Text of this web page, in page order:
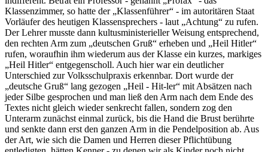
Klassenzimmer, so hatte der Klassenführer
- im autoritären Staat
Vorläufer des heutigen Klassensprechers - laut
Achtung
zu rufen.
Der Lehrer musste dann kultusministerieller Weisung entsprechend,
den rechten Arm zum
deutschen Gruß erheben und
Heil Hitler
rufen, woraufhin ihm wiederum aus der Klasse ein kurzes, markiges
Heil Hitler
entgegenscholl. Auch hier war ein deutlicher
Unterschied zur Volksschulpraxis erkennbar. Dort wurde der
deutsche Gruß
lang gezogen Heil - Hit-ler
mit Absätzen nach
jeder Silbe gesprochen und man ließ den Arm nach dem Ende des
Textes nicht gleich wieder senkrecht fallen, sondern zog den
Unterarm zunächst einmal zurück, bis die Hand die Brust berührte
und senkte dann erst den ganzen Arm in die Pendelposition ab. Aus
der Art, wie sich die Damen und Herren dieser Pflichtübung